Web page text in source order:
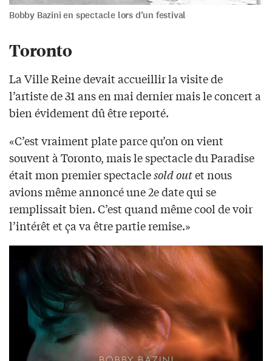
Bobby Bazini en spectacle lors d’un festival
Toronto
La Ville Reine devait accueillir la visite de
l’artiste de 31 ans en mai dernier mais le concert a
bien évidement dû être reporté.
«C’est vraiment plate parce qu’on on vient
souvent à Toronto, mais le spectacle du Paradise
était mon premier spectaclesold outet nous
avions même annoncé une 2e date qui se
remplissait bien. C’est quand même cool de voir
l’intérêt et ça va être partie remise.»